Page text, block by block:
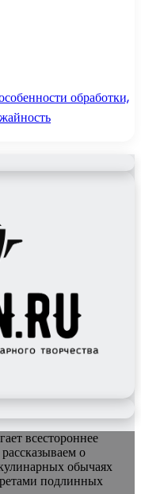
обработки,
всестороннее
о
обычаях
подлинных